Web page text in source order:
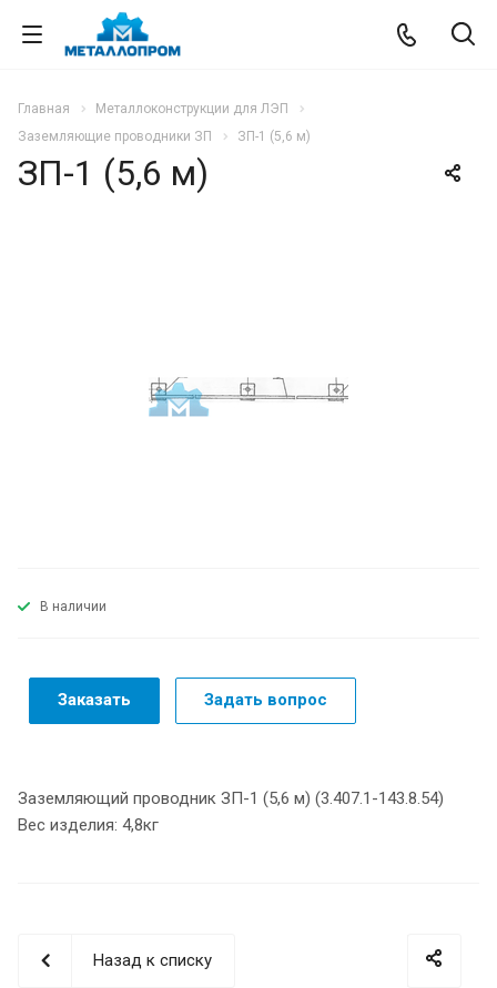
Главная
Металлоконструкции для ЛЭП
Заземляющие проводники ЗП
ЗП-1 (5,6 м)
ЗП-1 (5,6 м)
В наличии
Заказать Задать вопрос
Заземляющий проводник ЗП-1 (5,6 м) (3.407.1-143.8.54)
Вес изделия: 4,8кг
Назад к списку